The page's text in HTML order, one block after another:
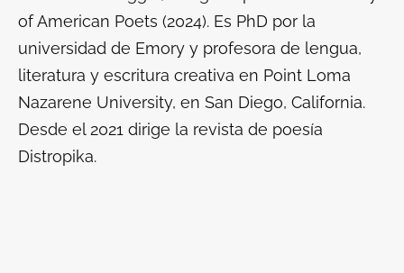
of American Poets (2024). Es PhD por la
universidad de Emory y profesora de lengua,
literatura y escritura creativa en Point Loma
Nazarene University, en San Diego, California.
Desde el 2021 dirige la revista de poesía
Distropika.